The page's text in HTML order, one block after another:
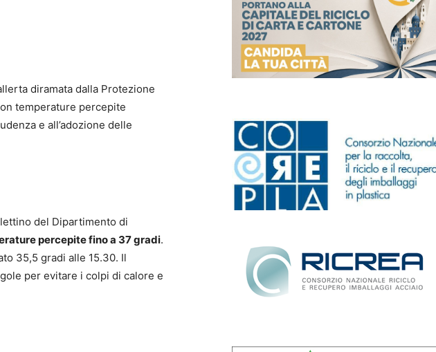
diramata dalla Protezione
temperature percepite
e all’adozione delle
del Dipartimento di
percepite fino a 37 gradi.
35,5 gradi alle 15.30. Il
per evitare i colpi di calore e